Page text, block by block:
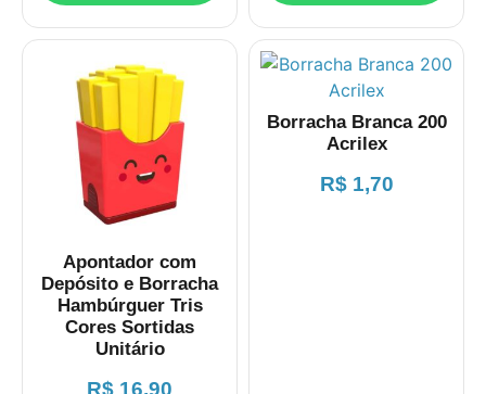
Apontador com
Depósito e Borracha
Hambúrguer Tris
Cores Sortidas
Unitário
R$ 16,90
Borracha Branca 200
Acrilex
R$1,70